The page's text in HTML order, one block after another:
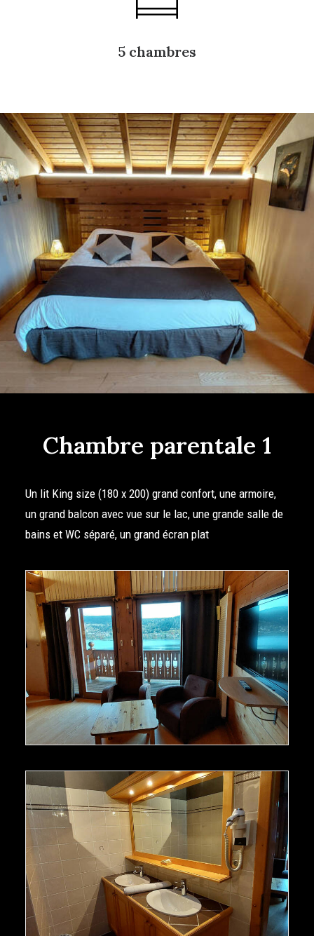
5 chambres
Chambre parentale 1
Un lit King size (180 x 200) grand confort, une armoire,
un grand balcon avec vue sur le lac, une grande salle de
bains et WC séparé, un grand écran plat